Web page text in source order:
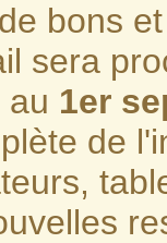
bons
sera
au 1er
de